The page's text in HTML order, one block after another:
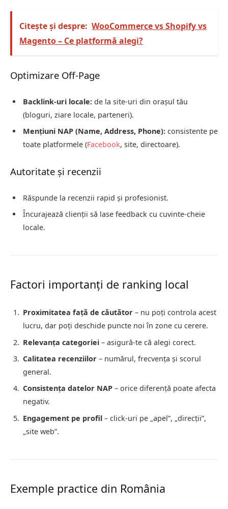
Citește și despre: WooCommerce vs Shopify vs
Magento – Ce platformă alegi?
Optimizare Off-Page
Backlink-uri locale: de la site-uri din orașul tău
(bloguri, ziare locale, parteneri).
Mențiuni NAP (Name, Address, Phone): consistente pe
toate platformele (Facebook, site, directoare).
Autoritate și recenzii
Răspunde la recenzii rapid și profesionist.
Încurajează clienții să lase feedback cu cuvinte-cheie
locale.
Factori importanți de ranking local
Proximitatea față de căutător – nu poți controla acest
lucru, dar poți deschide puncte noi în zone cu cerere.
Relevanța categoriei – asigură-te că alegi corect.
Calitatea recenziilor – numărul, frecvența și scorul
general.
Consistența datelor NAP – orice diferență poate afecta
negativ.
Engagement pe profil – click-uri pe „apel”, „direcții”,
„site web”.
Exemple practice din România